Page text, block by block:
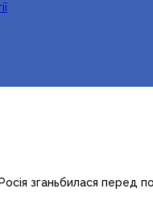
зганьбилася перед